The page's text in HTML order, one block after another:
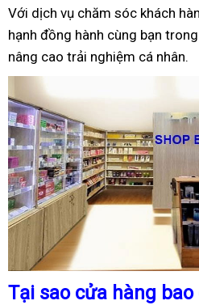
Với dịch vụ chăm sóc khách
hạnh đồng hành cùng bạn
nâng cao trải nghiệm cá nhân.
Tại sao cửa hàng